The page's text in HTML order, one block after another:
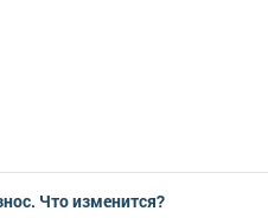
Что изменится?